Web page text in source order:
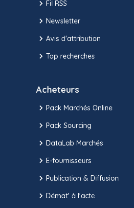
Fil RSS
Newsletter
Avis d'attribution
Top recherches
Acheteurs
Pack Marchés Online
Pack Sourcing
DataLab Marchés
E-fournisseurs
Publication & Diffusion
Démat' à l'acte